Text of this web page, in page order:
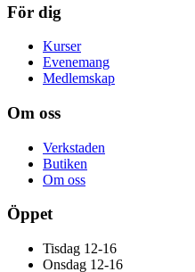
För dig
Kurser
Evenemang
Medlemskap
Om oss
Verkstaden
Butiken
Om oss
Öppet
Tisdag 12-16
Onsdag 12-16